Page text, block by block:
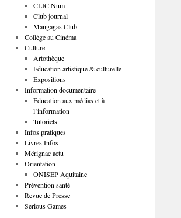
CLIC Num
Club journal
Mangagas Club
Collège au Cinéma
Culture
Artothèque
Education artistique & culturelle
Expositions
Information documentaire
Education aux médias et à
l’information
Tutoriels
Infos pratiques
Livres Infos
Mérignac actu
Orientation
ONISEP Aquitaine
Prévention santé
Revue de Presse
Serious Games